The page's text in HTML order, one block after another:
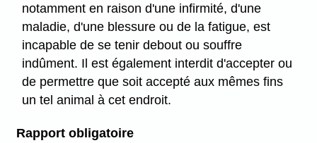
notamment en raison d'une infirmité, d'une
maladie, d'une blessure ou de la fatigue, est
incapable de se tenir debout ou souffre
indûment. Il est également interdit d'accepter ou
de permettre que soit accepté aux mêmes fins
un tel animal à cet endroit.
Rapport obligatoire